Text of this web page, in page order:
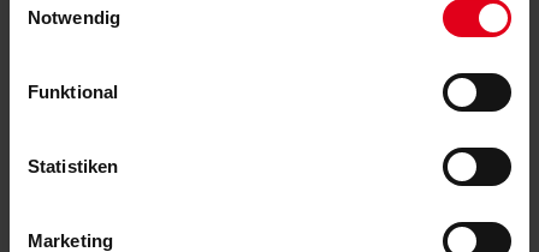
Notwendig
Funktional
Statistiken
Marketing